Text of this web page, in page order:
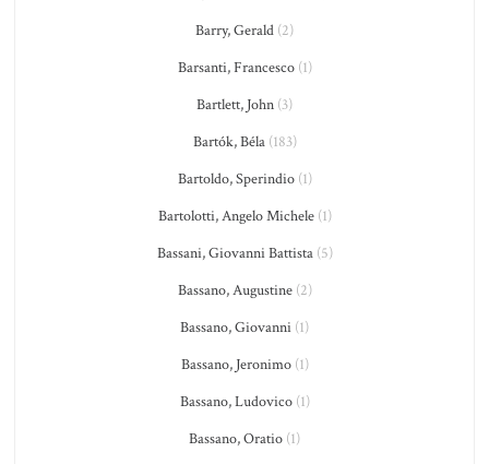
Barry, Gerald (2)
Barsanti, Francesco(1)
Bartlett, John (3)
Bartók, Béla(183)
Bartoldo, Sperindio(1)
Bartolotti, Angelo Michele(1)
Bassani, Giovanni Battista(5)
Bassano, Augustine(2)
Bassano, Giovanni (1)
Bassano, Jeronimo(1)
Bassano, Ludovico(1)
Bassano, Oratio (1)